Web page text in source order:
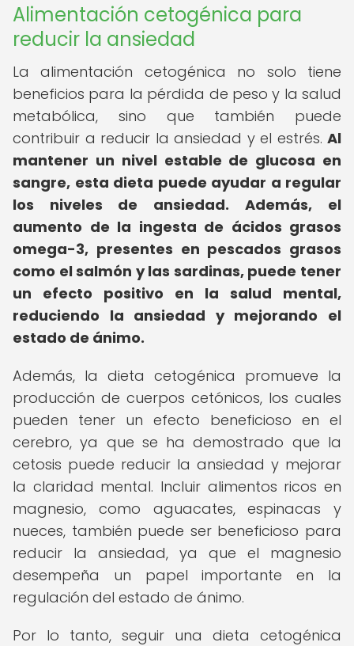
Alimentación cetogénica para
reducir la ansiedad
La alimentación cetogénica no solo tiene
beneficios para la pérdida de peso y la salud
metabólica, sino que también puede
contribuir a reducir la ansiedad y el estrés. Al
mantener un nivel estable de glucosa en
sangre, esta dieta puede ayudar a regular
los niveles de ansiedad.
Además, el
aumento de la ingesta de ácidos grasos
omega-3, presentes en pescados grasos
como el salmón y las sardinas, puede tener
un efecto positivo en la salud mental,
reduciendo la ansiedad y mejorando el
estado de ánimo.
Además, la dieta cetogénica promueve la
producción de cuerpos cetónicos, los cuales
pueden tener un efecto beneficioso en el
cerebro, ya que se ha demostrado que la
cetosis puede reducir la ansiedad y mejorar
la claridad mental. Incluir alimentos ricos en
magnesio, como aguacates, espinacas y
nueces, también puede ser beneficioso para
reducir la ansiedad, ya que el magnesio
desempeña un papel importante en la
regulación del estado de ánimo.
Por lo tanto, seguir una dieta cetogénica